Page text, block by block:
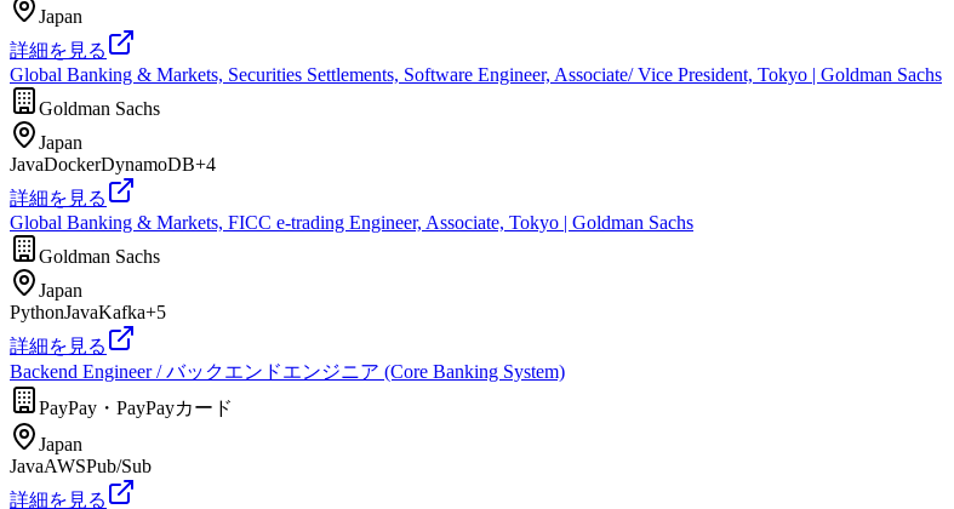
Japan
詳細を見る
Global Banking & Markets, Securities Settlements, Software Engineer, Associate/ Vice President, Tokyo | Goldman Sachs
Goldman Sachs
Japan
JavaDockerDynamoDB+4
詳細を見る
Global Banking & Markets, FICC e-trading Engineer, Associate, Tokyo | Goldman Sachs
Goldman Sachs
Japan
PythonJavaKafka+5
詳細を見る
Backend Engineer / バックエンドエンジニア (Core Banking System)
PayPay・PayPayカード
Japan
JavaAWSPub/Sub
詳細を見る